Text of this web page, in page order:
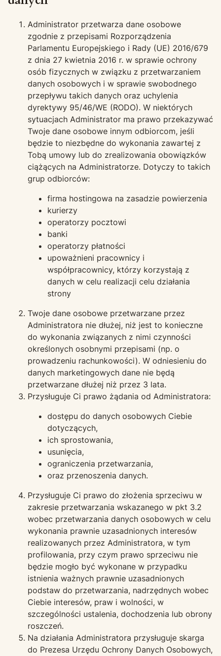
Administrator przetwarza dane osobowe
zgodnie z przepisami Rozporządzenia
Parlamentu Europejskiego i Rady (UE) 2016/679
z dnia 27 kwietnia 2016 r. w sprawie ochrony
osób fizycznych w związku z przetwarzaniem
danych osobowych i w sprawie swobodnego
przepływu takich danych oraz uchylenia
dyrektywy 95/46/WE (RODO). W niektórych
sytuacjach Administrator ma prawo przekazywać
Twoje dane osobowe innym odbiorcom, jeśli
będzie to niezbędne do wykonania zawartej z
Tobą umowy lub do zrealizowania obowiązków
ciążących na Administratorze. Dotyczy to takich
grup odbiorców:
firma hostingowa na zasadzie powierzenia
kurierzy
operatorzy pocztowi
banki
operatorzy płatności
upoważnieni pracownicy i
współpracownicy, którzy korzystają z
danych w celu realizacji celu działania
strony
Twoje dane osobowe przetwarzane przez
Administratora nie dłużej, niż jest to konieczne
do wykonania związanych z nimi czynności
określonych osobnymi przepisami (np. o
prowadzeniu rachunkowości). W odniesieniu do
danych marketingowych dane nie będą
przetwarzane dłużej niż przez 3 lata.
Przysługuje Ci prawo żądania od Administratora:
dostępu do danych osobowych Ciebie
dotyczących,
ich sprostowania,
usunięcia,
ograniczenia przetwarzania,
oraz przenoszenia danych.
Przysługuje Ci prawo do złożenia sprzeciwu w
zakresie przetwarzania wskazanego w pkt 3.2
wobec przetwarzania danych osobowych w celu
wykonania prawnie uzasadnionych interesów
realizowanych przez Administratora, w tym
profilowania, przy czym prawo sprzeciwu nie
będzie mogło być wykonane w przypadku
istnienia ważnych prawnie uzasadnionych
podstaw do przetwarzania, nadrzędnych wobec
Ciebie interesów, praw i wolności, w
szczególności ustalenia, dochodzenia lub obrony
roszczeń.
Na działania Administratora przysługuje skarga
do Prezesa Urzędu Ochrony Danych Osobowych,